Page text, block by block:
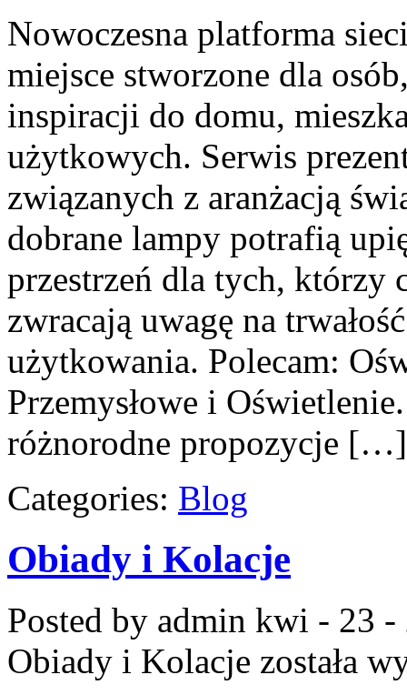
Nowoczesna platforma
miejsce stworzone dla
inspiracji do domu,
użytkowych. Serwis
związanych z aranżacją
dobrane lampy potrafią
przestrzeń dla tych, którzy
zwracają uwagę na
użytkowania. Polecam:
Przemysłowe i
różnorodne propozycje […]
Categories: Blog
Obiady i Kolacje
Posted by admin kwi - 23 -
Obiady i Kolacje została